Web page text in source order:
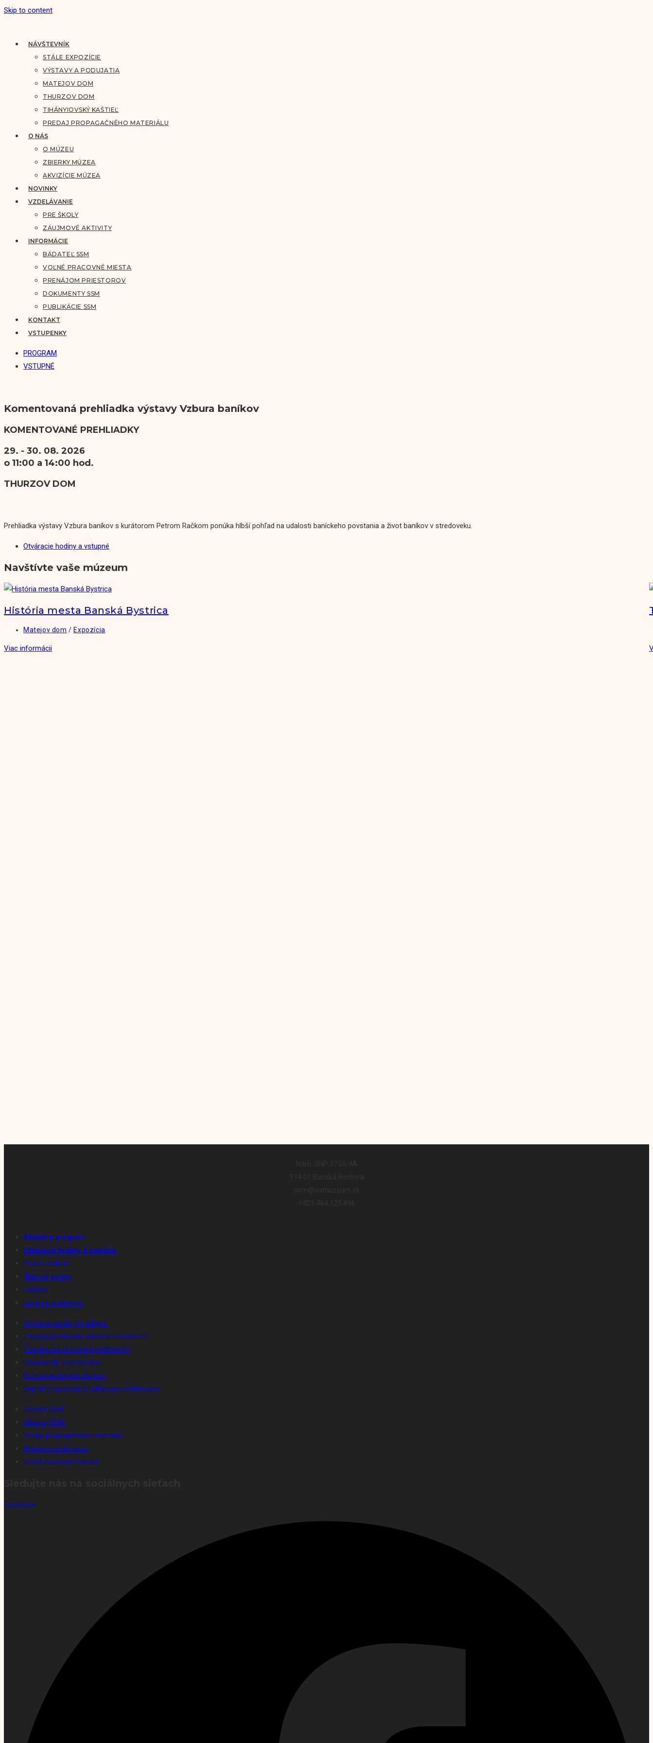
Skip to content
NÁVŠTEVNÍK
STÁLE EXPOZÍCIE
VÝSTAVY A PODUJATIA
MATEJOV DOM
THURZOV DOM
TIHÁNYIOVSKÝ KAŠTIEĽ
PREDAJ PROPAGAČNÉHO MATERIÁLU
O NÁS
O MÚZEU
ZBIERKY MÚZEA
AKVIZÍCIE MÚZEA
NOVINKY
VZDELÁVANIE
PRE ŠKOLY
ZÁUJMOVÉ AKTIVITY
INFORMÁCIE
BÁDATEĽ SSM
VOĽNÉ PRACOVNÉ MIESTA
PRENÁJOM PRIESTOROV
DOKUMENTY SSM
PUBLIKÁCIE SSM
KONTAKT
VSTUPENKY
PROGRAM
VSTUPNÉ
Komentovaná prehliadka výstavy Vzbura baníkov
KOMENTOVANÉ PREHLIADKY
29. - 30. 08. 2026
o 11:00 a 14:00 hod.
THURZOV DOM
Prehliadka výstavy Vzbura baníkov s kurátorom Petrom Račkom ponúka hlbší pohľad na udalosti baníckeho povstania a život baníkov v stredoveku.
Otváracie hodiny a vstupné
Navštívte vaše múzeum
História mesta Banská Bystrica
Matejov dom / Expozícia
Viac informácii
Aktuálny program
Otváracie hodiny a vstupné
Press centrum
Tlačové správy
Partneri
Logá na stiahnutie
Ochrana osobných údajov
Zásady používania súborov cookies EÚ
Všeobecné obchodné podmienky
Dokumenty a informácie
Protispoločenská činnosť
Digitálny sprievodca kultúrnymi inštitúciami
Zbierky SSM
Bádateľ SSM
Predaj propagačného materiálu
Prenájom priestorov
Voľné pracovné miesta
Facebook